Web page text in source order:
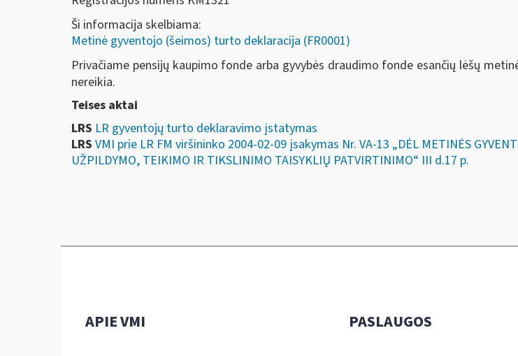
Ši informacija skelbiama:
Metinė gyventojo (šeimos) turto deklaracija (FR0001)
Privačiame pensijų kaupimo fonde arba gyvybės draudimo fonde esančių lėšų
nereikia.
Teises aktai
LRS LR gyventojų turto deklaravimo įstatymas
LRS VMI prie LR FM viršininko 2004-02-09 įsakymas Nr. VA-13 „DĖL METINĖS
UŽPILDYMO, TEIKIMO IR TIKSLINIMO TAISYKLIŲ PATVIRTINIMO“ III d.17 p.
APIE VMI PASLAUGOS